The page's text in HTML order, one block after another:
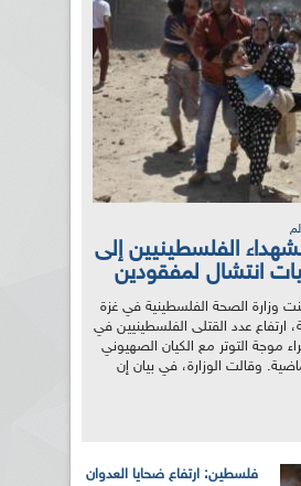
الفلسطينيين إلى
وزارة الصحة الفلسطينية في غزة
ارتفاع عدد القتلى الفلسطينيين في
إلى 248 جراء موجة التوتر مع الكيان الصهيوني
وقالت الوزارة، في بيان إن
فلسطين: ارتفاع ضحايا العدوان